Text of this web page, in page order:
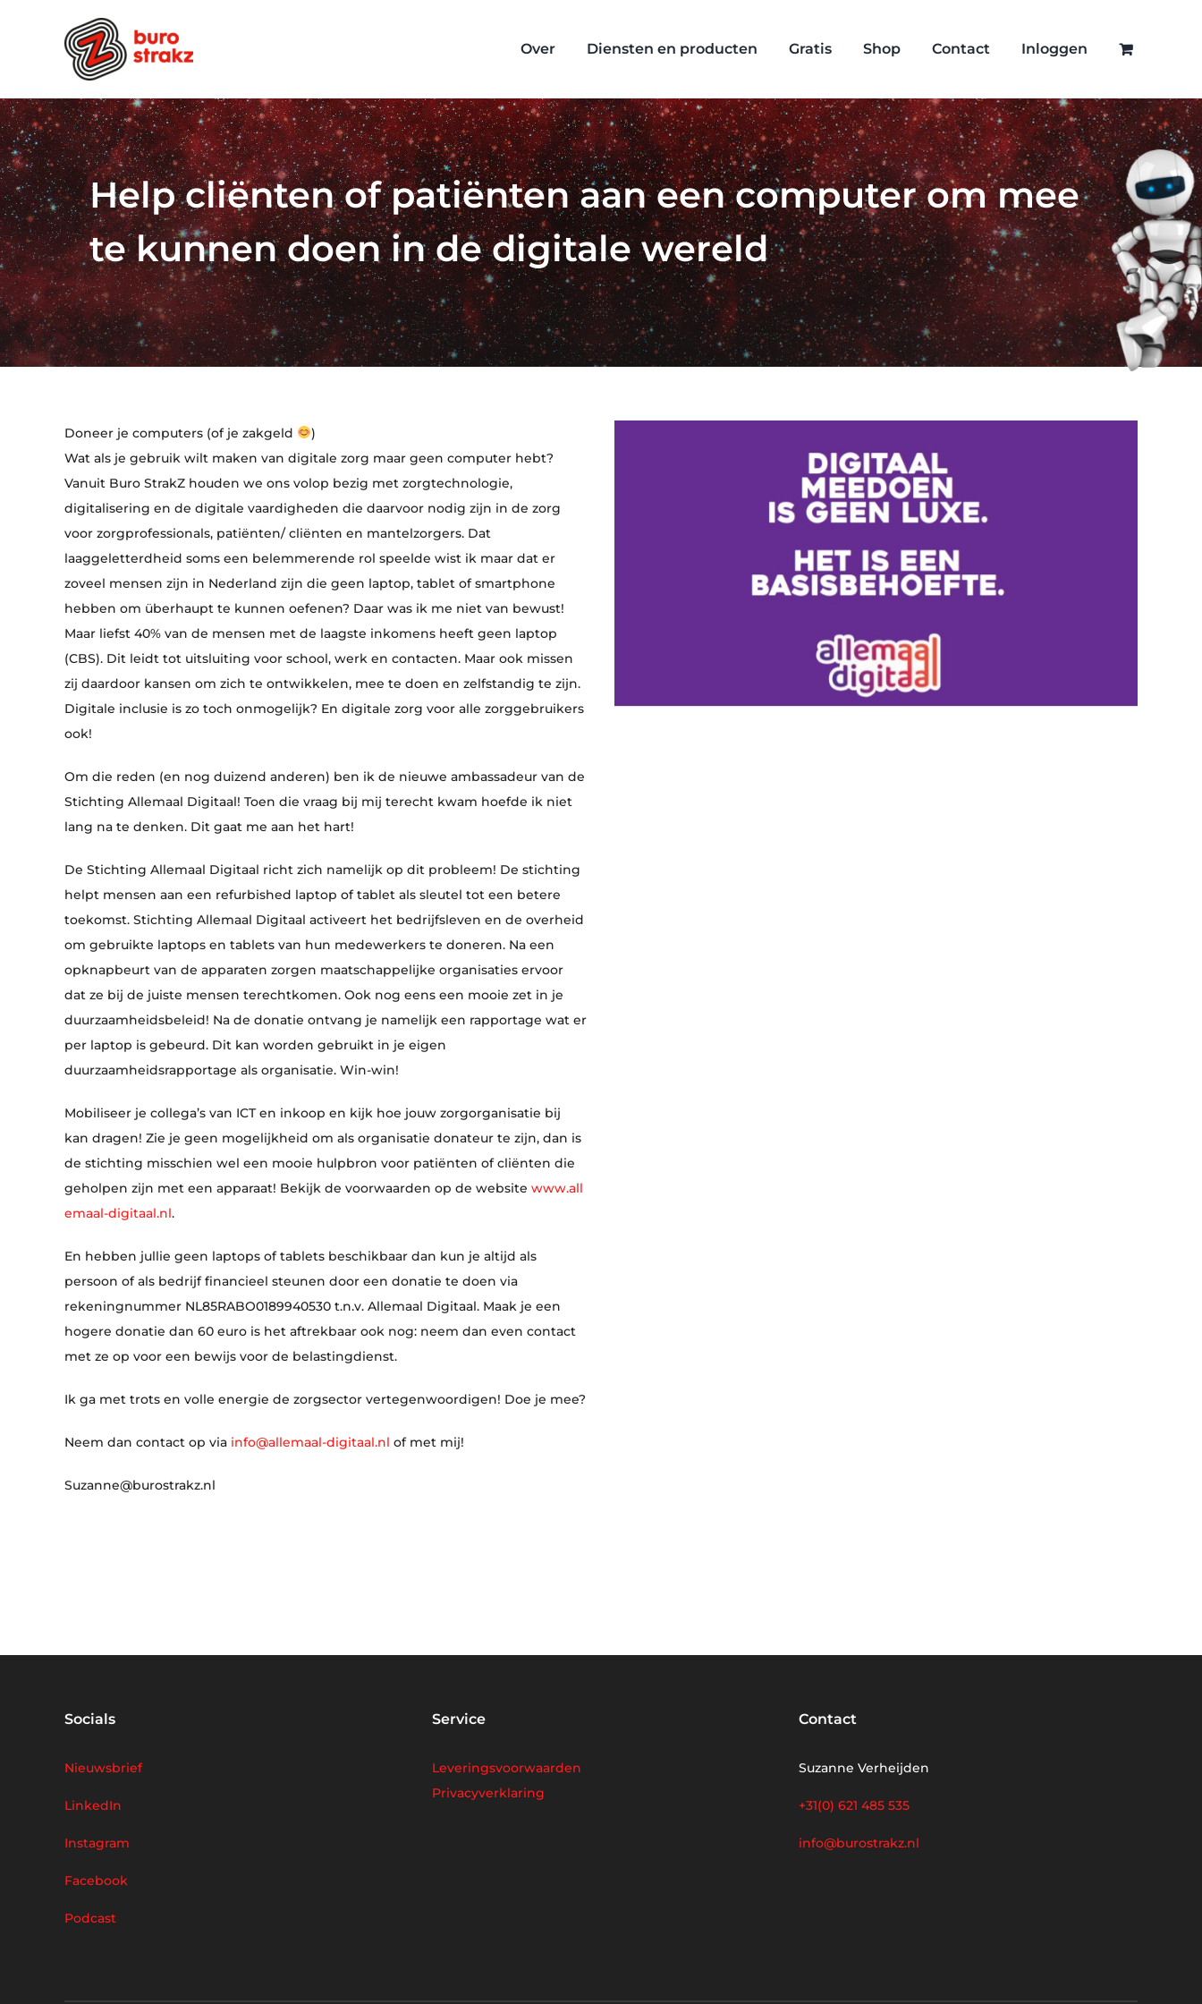
Over Diensten en producten Gratis Shop Contact Inloggen
Help cliënten of patiënten aan een computer om mee
te kunnen doen in de digitale wereld
Doneer je computers (of je zakgeld
)
Wat als je gebruik wilt maken van digitale zorg maar geen computer hebt?
Vanuit Buro StrakZ houden we ons volop bezig met zorgtechnologie,
digitalisering en de digitale vaardigheden die daarvoor nodig zijn in de zorg
voor zorgprofessionals, patiënten/ cliënten en mantelzorgers. Dat
laaggeletterdheid soms een belemmerende rol speelde wist ik maar dat er
zoveel mensen zijn in Nederland zijn die geen laptop, tablet of smartphone
hebben om überhaupt te kunnen oefenen? Daar was ik me niet van bewust!
Maar liefst 40% van de mensen met de laagste inkomens heeft geen laptop
(CBS). Dit leidt tot uitsluiting voor school, werk en contacten. Maar ook missen
zij daardoor kansen om zich te ontwikkelen, mee te doen en zelfstandig te zijn.
Digitale inclusie is zo toch onmogelijk? En digitale zorg voor alle zorggebruikers
ook!
Om die reden (en nog duizend anderen) ben ik de nieuwe ambassadeur van de
Stichting Allemaal Digitaal! Toen die vraag bij mij terecht kwam hoefde ik niet
lang na te denken. Dit gaat me aan het hart!
De Stichting Allemaal Digitaal richt zich namelijk op dit probleem! De stichting
helpt mensen aan een refurbished laptop of tablet als sleutel tot een betere
toekomst. Stichting Allemaal Digitaal activeert het bedrijfsleven en de overheid
om gebruikte laptops en tablets van hun medewerkers te doneren. Na een
opknapbeurt van de apparaten zorgen maatschappelijke organisaties ervoor
dat ze bij de juiste mensen terechtkomen. Ook nog eens een mooie zet in je
duurzaamheidsbeleid! Na de donatie ontvang je namelijk een rapportage wat er
per laptop is gebeurd. Dit kan worden gebruikt in je eigen
duurzaamheidsrapportage als organisatie. Win-win!
Mobiliseer je collega’s van ICT en inkoop en kijk hoe jouw zorgorganisatie bij
kan dragen! Zie je geen mogelijkheid om als organisatie donateur te zijn, dan is
de stichting misschien wel een mooie hulpbron voor patiënten of cliënten die
geholpen zijn met een apparaat! Bekijk de voorwaarden op de website www.all
emaal-digitaal.nl.
En hebben jullie geen laptops of tablets beschikbaar dan kun je altijd als
persoon of als bedrijf financieel steunen door een donatie te doen via
rekeningnummer NL85RABO0189940530 t.n.v. Allemaal Digitaal. Maak je een
hogere donatie dan 60 euro is het aftrekbaar ook nog: neem dan even contact
met ze op voor een bewijs voor de belastingdienst.
Ik ga met trots en volle energie de zorgsector vertegenwoordigen! Doe je mee?
Neem dan contact op via info@allemaal-digitaal.nl of met mij!
Suzanne@burostrakz.nl
Socials
Nieuwsbrief
LinkedIn
Instagram
Facebook
Podcast
Service
Leveringsvoorwaarden
Privacyverklaring
Contact
Suzanne Verheijden
+31(0) 621 485 535
info@burostrakz.nl